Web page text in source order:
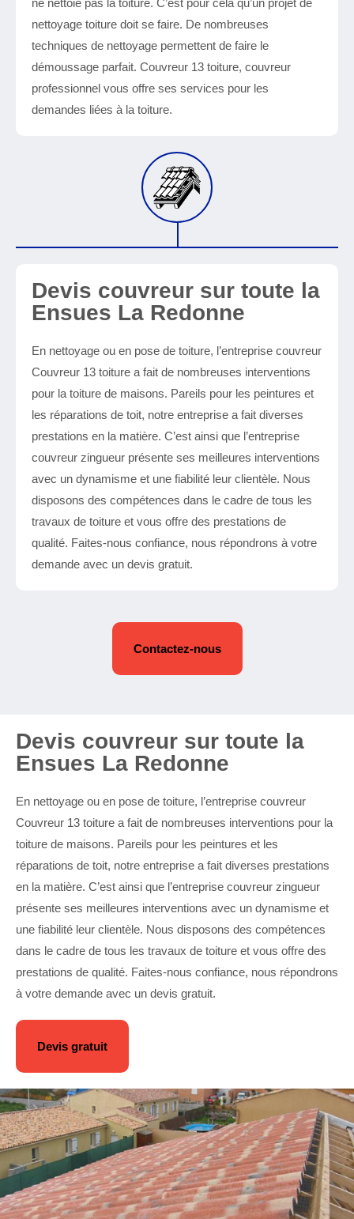
ne nettoie pas la toiture. C’est pour cela qu’un projet de
nettoyage toiture doit se faire. De nombreuses
techniques de nettoyage permettent de faire le
démoussage parfait. Couvreur 13 toiture, couvreur
professionnel vous offre ses services pour les
demandes liées à la toiture.
Devis couvreur sur toute la
Ensues La Redonne
En nettoyage ou en pose de toiture, l’entreprise couvreur
Couvreur 13 toiture a fait de nombreuses interventions
pour la toiture de maisons. Pareils pour les peintures et
les réparations de toit, notre entreprise a fait diverses
prestations en la matière. C’est ainsi que l’entreprise
couvreur zingueur présente ses meilleures interventions
avec un dynamisme et une fiabilité leur clientèle. Nous
disposons des compétences dans le cadre de tous les
travaux de toiture et vous offre des prestations de
qualité. Faites-nous confiance, nous répondrons à votre
demande avec un devis gratuit.
Contactez-nous
Devis couvreur sur toute la
Ensues La Redonne
En nettoyage ou en pose de toiture, l’entreprise couvreur
Couvreur 13 toiture a fait de nombreuses interventions pour la
toiture de maisons. Pareils pour les peintures et les
réparations de toit, notre entreprise a fait diverses prestations
en la matière. C’est ainsi que l’entreprise couvreur zingueur
présente ses meilleures interventions avec un dynamisme et
une fiabilité leur clientèle. Nous disposons des compétences
dans le cadre de tous les travaux de toiture et vous offre des
prestations de qualité. Faites-nous confiance, nous répondrons
à votre demande avec un devis gratuit.
Devis gratuit